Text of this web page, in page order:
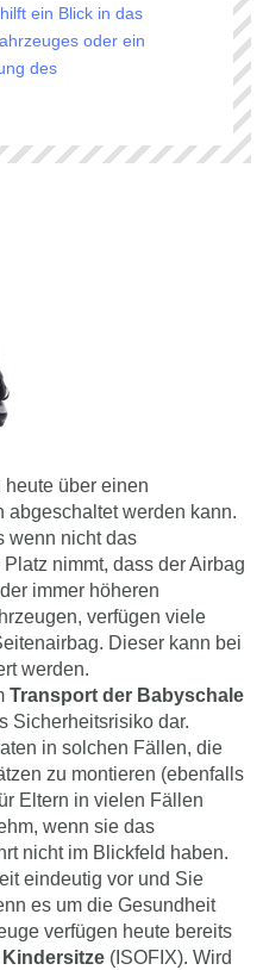
ein Blick in das
oder ein
des
über einen
abgeschaltet werden kann.
wenn nicht das
nimmt, dass der Airbag
immer höheren
verfügen viele
Dieser kann bei
werden.
Transport der Babyschale
Sicherheitsrisiko dar.
in solchen Fällen, die
zu montieren (ebenfalls
Eltern in vielen Fällen
wenn sie das
nicht im Blickfeld haben.
eindeutig vor und Sie
es um die Gesundheit
verfügen heute bereits
Kindersitze (ISOFIX). Wird